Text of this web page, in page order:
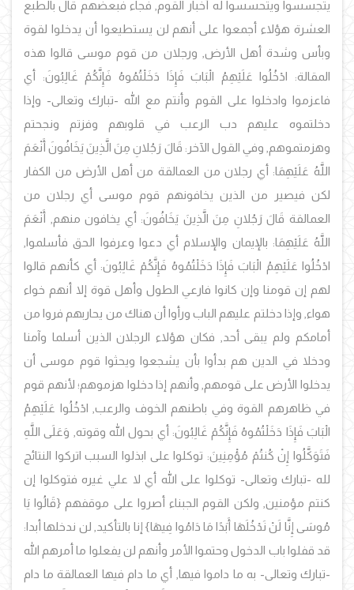
يتجسسوا ويتحسسوا له أخبار القوم, فجاء فبعضهم قال بالطبع
العشرة هؤلاء أجمعوا على أنهم لن يستطيعوا أن يدخلوا لقوة
وبأس وشدة أهل الأرض, ورجلان من قوم موسى قالوا هذه
المقالة: ادْخُلُوا عَلَيْهِمُ الْبَابَ فَإِذَا دَخَلْتُمُوهُ فَإِنَّكُمْ غَالِبُونَ: أي
فاعزموا وادخلوا على القوم وأنتم مع الله -تبارك وتعالى- وإذا
دخلتموه عليهم دب الرعب في قلوبهم وفزتم ونجحتم
وهزمتموهم, وفي القول الآخر: قَالَ رَجُلانِ مِنَ الَّذِينَ يَخَافُونَ أَنْعَمَ
اللَّهُ عَلَيْهِمَا: أي رجلان من العمالقة من أهل الأرض من الكفار
لكن فيصير من الذين يخافونهم قوم موسى أي رجلان من
العمالقة قَالَ رَجُلانِ مِنَ الَّذِينَ يَخَافُونَ: أي يخافون منهم, أَنْعَمَ
اللَّهُ عَلَيْهِمَا: بالإيمان والإسلام أي دعوا وعرفوا الحق فأسلموا,
ادْخُلُوا عَلَيْهِمُ الْبَابَ فَإِذَا دَخَلْتُمُوهُ فَإِنَّكُمْ غَالِبُونَ: أي كأنهم قالوا
لهم إن قومنا وإن كانوا فارعي الطول وأهل قوة إلا أنهم خواء
هواء, وإذا دخلتم عليهم الباب ورأوا أن هناك من يحاربهم فروا من
أمامكم ولم يبقى أحد, فكان هؤلاء الرجلان الذين أسلما وآمنا
ودخلا في الدين هم بدأوا بأن يشجعوا ويحثوا قوم موسى أن
يدخلوا الأرض على قومهم, وأنهم إذا دخلوا هزموهم؛ لأنهم قوم
في ظاهرهم القوة وفي باطنهم الخوف والرعب, ادْخُلُوا عَلَيْهِمُ
الْبَابَ فَإِذَا دَخَلْتُمُوهُ فَإِنَّكُمْ غَالِبُونَ: أي بحول الله وقوته, وَعَلَى اللَّهِ
فَتَوَكَّلُوا إِنْ كُنتُمْ مُؤْمِنِينَ: توكلوا على ابذلوا السبب اتركوا النتائج
لله -تبارك وتعالى- توكلوا على الله أي لا علي غيره فتوكلوا إن
كنتم مؤمنين, ولكن القوم الجبناء أصروا على موقفهم {قَالُوا يَا
مُوسَى إِنَّا لَنْ نَدْخُلَهَا أَبَدًا مَا دَامُوا فِيهَا} إنا بالتأكيد, لن ندخلها أبدا:
قد قفلوا باب الدخول وحتموا الأمر وأنهم لن يفعلوا ما أمرهم الله
-تبارك وتعالى- به ما داموا فيها, أي ما دام فيها العمالقة ما دام